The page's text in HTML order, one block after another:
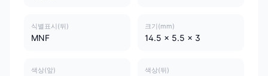
식별표시(뒤)
MNF
크기(mm)
14.5 x 5.5 x 3
색상(앞) 색상(뒤)